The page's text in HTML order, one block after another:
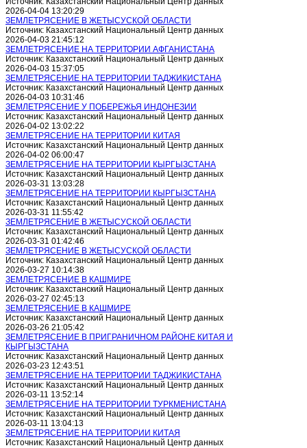
2026-04-04 13:20:29
ЗЕМЛЕТРЯСЕНИЕ В ЖЕТЫСУСКОЙ ОБЛАСТИ
Источник: Казахстанский Национальный Центр данных
2026-04-03 21:45:12
ЗЕМЛЕТРЯСЕНИЕ НА ТЕРРИТОРИИ АФГАНИСТАНА
Источник: Казахстанский Национальный Центр данных
2026-04-03 15:37:05
ЗЕМЛЕТРЯСЕНИЕ НА ТЕРРИТОРИИ ТАДЖИКИСТАНА
Источник: Казахстанский Национальный Центр данных
2026-04-03 10:31:46
ЗЕМЛЕТРЯСЕНИЕ У ПОБЕРЕЖЬЯ ИНДОНЕЗИИ
Источник: Казахстанский Национальный Центр данных
2026-04-02 13:02:22
ЗЕМЛЕТРЯСЕНИЕ НА ТЕРРИТОРИИ КИТАЯ
Источник: Казахстанский Национальный Центр данных
2026-04-02 06:00:47
ЗЕМЛЕТРЯСЕНИЕ НА ТЕРРИТОРИИ КЫРГЫЗСТАНА
Источник: Казахстанский Национальный Центр данных
2026-03-31 13:03:28
ЗЕМЛЕТРЯСЕНИЕ НА ТЕРРИТОРИИ КЫРГЫЗСТАНА
Источник: Казахстанский Национальный Центр данных
2026-03-31 11:55:42
ЗЕМЛЕТРЯСЕНИЕ В ЖЕТЫСУСКОЙ ОБЛАСТИ
Источник: Казахстанский Национальный Центр данных
2026-03-31 01:42:46
ЗЕМЛЕТРЯСЕНИЕ В ЖЕТЫСУСКОЙ ОБЛАСТИ
Источник: Казахстанский Национальный Центр данных
2026-03-27 10:14:38
ЗЕМЛЕТРЯСЕНИЕ В КАШМИРЕ
Источник: Казахстанский Национальный Центр данных
2026-03-27 02:45:13
ЗЕМЛЕТРЯСЕНИЕ В КАШМИРЕ
Источник: Казахстанский Национальный Центр данных
2026-03-26 21:05:42
ЗЕМЛЕТРЯСЕНИЕ В ПРИГРАНИЧНОМ РАЙОНЕ КИТАЯ И
КЫРГЫЗСТАНА
Источник: Казахстанский Национальный Центр данных
2026-03-23 12:43:51
ЗЕМЛЕТРЯСЕНИЕ НА ТЕРРИТОРИИ ТАДЖИКИСТАНА
Источник: Казахстанский Национальный Центр данных
2026-03-11 13:52:14
ЗЕМЛЕТРЯСЕНИЕ НА ТЕРРИТОРИИ ТУРКМЕНИСТАНА
Источник: Казахстанский Национальный Центр данных
2026-03-11 13:04:13
ЗЕМЛЕТРЯСЕНИЕ НА ТЕРРИТОРИИ КИТАЯ
Источник: Казахстанский Национальный Центр данных